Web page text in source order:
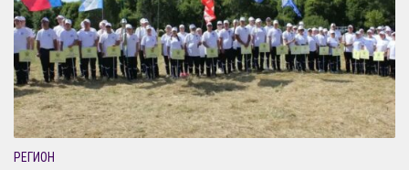
РЕГИОН